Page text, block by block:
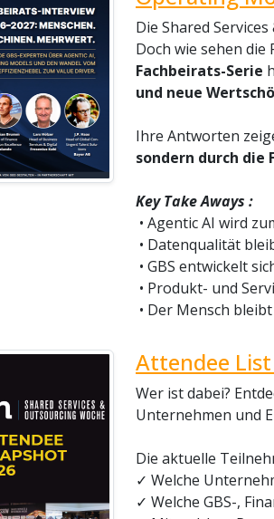
Die Shared
Doch wie sehen
Fachbeirats-Serie
und neue
Ihre Antworten
sondern durch die
Key Take Aways :
• Agentic AI wird
• Datenqualität
• GBS entwickelt
• Produkt- und
• Der Mensch
Attendee
Wer ist dabei?
Unternehmen und
Die aktuelle
✓ Welche
✓ Welche GBS-,